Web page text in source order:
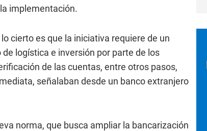
implementación.
cierto es que la iniciativa requiere de un
logística e inversión por parte de los
de las cuentas, entre otros pasos,
señalaban desde un banco extranjero
norma, que busca ampliar la bancarización